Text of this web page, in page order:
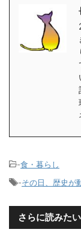
-食・暮らし
-その日、歴史が
さらに読みた